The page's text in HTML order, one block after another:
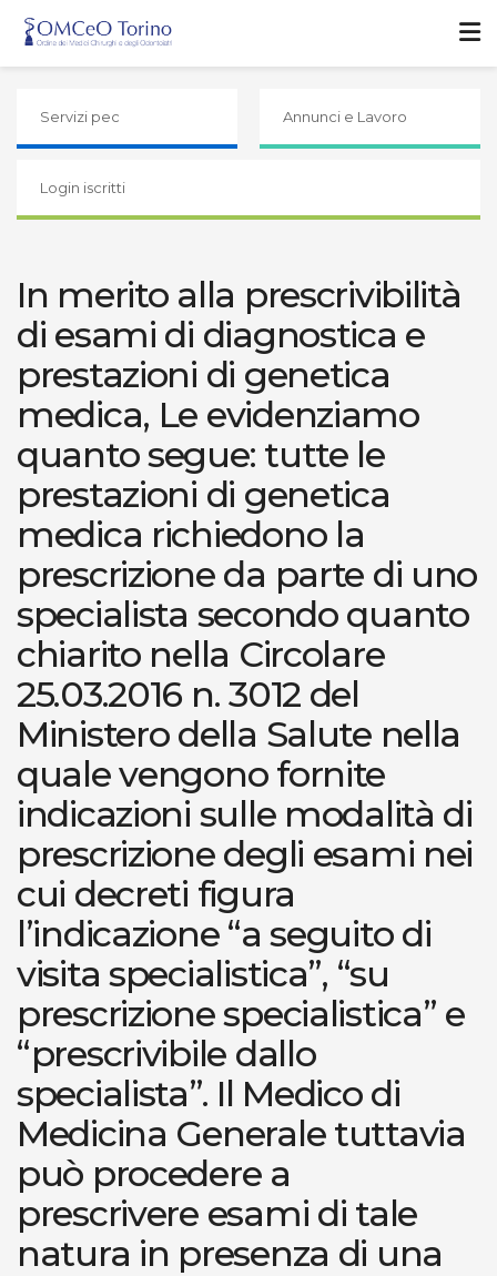
Servizi pec Annunci e Lavoro
Login iscritti
In merito alla prescrivibilità
di esami di diagnostica e
prestazioni di genetica
medica, Le evidenziamo
quanto segue: tutte le
prestazioni di genetica
medica richiedono la
prescrizione da parte di uno
specialista secondo quanto
chiarito nella Circolare
25.03.2016 n. 3012 del
Ministero della Salute nella
quale vengono fornite
indicazioni sulle modalità di
prescrizione degli esami nei
cui decreti figura
l’indicazione “a seguito di
visita specialistica”, “su
prescrizione specialistica” e
“prescrivibile dallo
specialista”. Il Medico di
Medicina Generale tuttavia
può procedere a
prescrivere esami di tale
natura in presenza di una